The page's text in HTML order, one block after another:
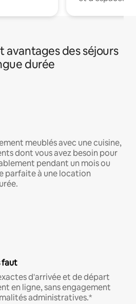
avantages des séjours
durée
meublés avec une cuisine,
dont vous avez besoin pour
pendant un mois ou
parfaite à une location
faut
d'arrivée et de départ
en ligne, sans engagement
administratives.*